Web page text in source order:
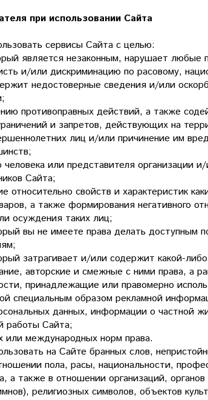
при использовании Сайта
сервисы Сайта с целью:
является незаконным, нарушает любые
и/или дискриминацию по расовому,
недостоверные сведения и/или
противоправных действий, а также
и запретов, действующих на
лиц и/или причинение им
человека или представителя организации
Сайта;
относительно свойств и характеристик
а также формирования негативного
осуждения таких лиц;
вы не имеете права делать доступным
затрагивает и/или содержит какой-
авторские и смежные с ними права, а
принадлежащие или правомерно
специальным образом рекламной
данных, информации о частной
работы Сайта;
или международных норм права.
на Сайте бранных слов,
пола, расы, национальности,
а также в отношении организаций,
религиозных символов, объектов